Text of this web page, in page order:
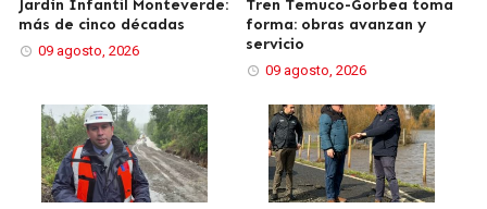
Jardín Infantil Monteverde:
más de cinco décadas
09 agosto, 2026
Tren Temuco-Gorbea toma
forma: obras avanzan y
servicio
09 agosto, 2026